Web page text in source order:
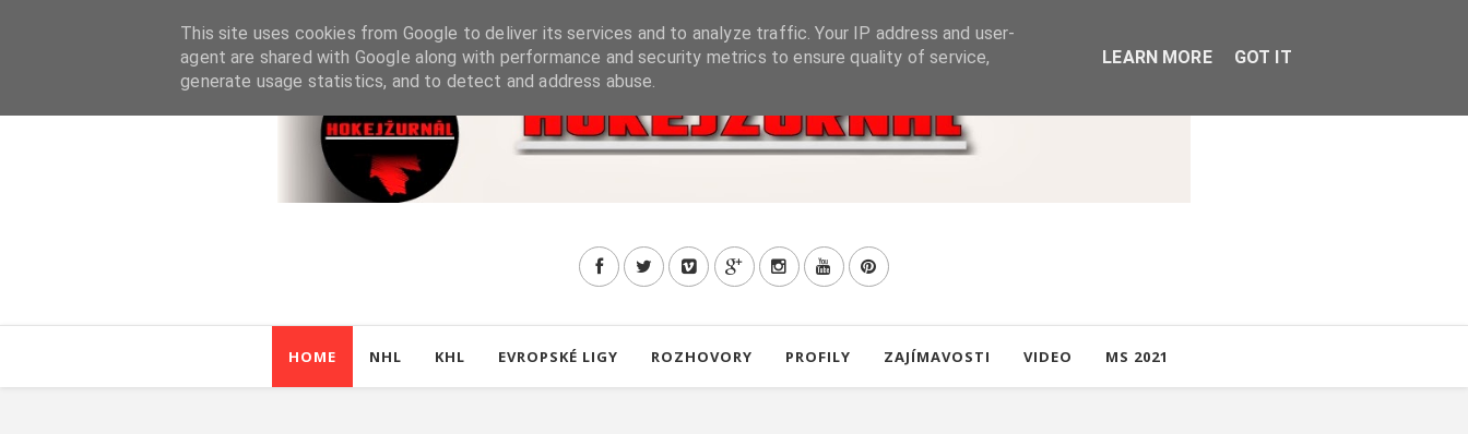
HOME NHL KHL EVROPSKÉ LIGY ROZHOVORY PROFILY ZAJÍMAVOSTI VIDEO MS 2021
This site uses cookies from Google to deliver its services and to analyze traffic. Your IP address and user-
agent are shared with Google along with performance and security metrics to ensure quality of service,
generate usage statistics, and to detect and address abuse.
LEARN MORE GOT IT